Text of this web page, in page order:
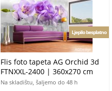
Flis foto tapeta AG Orchid 3d
FTNXXL-2400 | 360x270 cm
Ljepilo besplatno
Na skladištu, šaljemo do 48 h